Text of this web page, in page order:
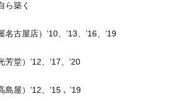
ら築く
古屋店）’10、’13、’16、’19
堂）’12、’17、’20
屋）’12、’15 ､ ’19